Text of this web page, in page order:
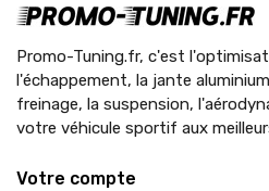
Promo-Tuning.fr, c'est
l'échappement, la jante
freinage, la suspension,
votre véhicule sportif aux
Votre compte